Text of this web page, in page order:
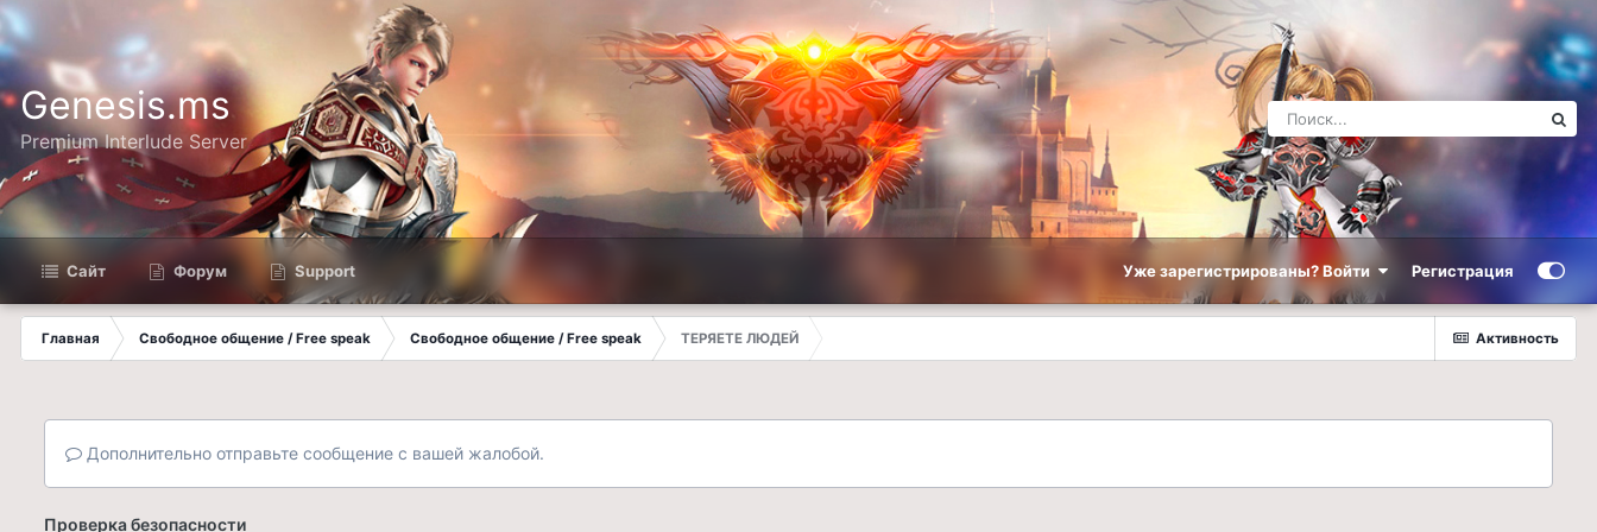
Genesis.ms
Premium Interlude Server
Сайт Форум Support Уже зарегистрированы? Войти Регистрация
Активность
Главная Свободное общение / Free speak Свободное общение / Free speak ТЕРЯЕТЕ ЛЮДЕЙ
Дополнительно отправьте сообщение с вашей жалобой.
Проверка безопасности